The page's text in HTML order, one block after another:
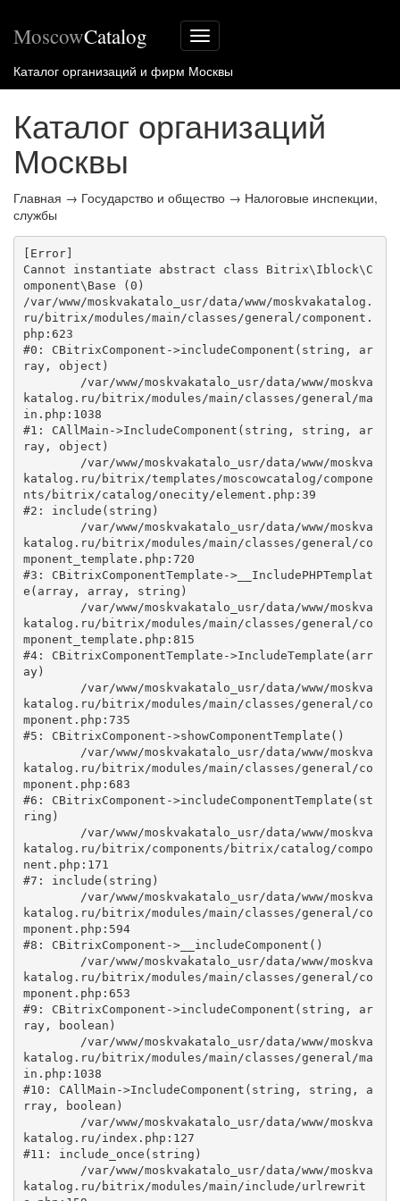
Меню
сайта
MoscowCatalog
Каталог организаций и фирм Москвы
Каталог организаций
Москвы
Главная → Государство и общество → Налоговые инспекции,
службы
[Error]
Cannot instantiate abstract class Bitrix\Iblock\C
omponent\Base (0)
/var/www/moskvakatalo_usr/data/www/moskvakatalog.
ru/bitrix/modules/main/classes/general/component.
php:623
#0: CBitrixComponent->includeComponent(string, ar
ray, object)
katalog.ru/bitrix/modules/main/classes/general/ma
in.php:1038
#1: CAllMain->IncludeComponent(string, string, ar
ray, object)
katalog.ru/bitrix/templates/moscowcatalog/compone
nts/bitrix/catalog/onecity/element.php:39
#2: include(string)
katalog.ru/bitrix/modules/main/classes/general/co
mponent_template.php:720
#3: CBitrixComponentTemplate->__IncludePHPTemplat
e(array, array, string)
katalog.ru/bitrix/modules/main/classes/general/co
mponent_template.php:815
#4: CBitrixComponentTemplate->IncludeTemplate(arr
ay)
katalog.ru/bitrix/modules/main/classes/general/co
mponent.php:735
#5: CBitrixComponent->showComponentTemplate()
katalog.ru/bitrix/modules/main/classes/general/co
mponent.php:683
#6: CBitrixComponent->includeComponentTemplate(st
ring)
katalog.ru/bitrix/components/bitrix/catalog/compo
nent.php:171
#7: include(string)
katalog.ru/bitrix/modules/main/classes/general/co
mponent.php:594
#8: CBitrixComponent->__includeComponent()
katalog.ru/bitrix/modules/main/classes/general/co
mponent.php:653
#9: CBitrixComponent->includeComponent(string, ar
ray, boolean)
katalog.ru/bitrix/modules/main/classes/general/ma
in.php:1038
#10: CAllMain->IncludeComponent(string, string, a
rray, boolean)
katalog.ru/index.php:127
#11: include_once(string)
katalog.ru/bitrix/modules/main/include/urlrewrit